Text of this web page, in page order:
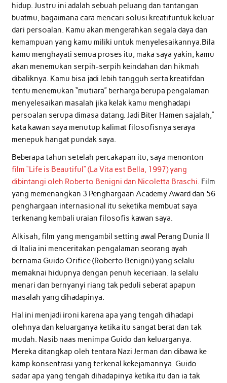
hidup. Justru ini adalah sebuah peluang dan tantangan
buatmu, bagaimana cara mencari solusi kreatifuntuk keluar
dari persoalan. Kamu akan mengerahkan segala daya dan
kemampuan yang kamu miliki untuk menyelesaikannya.Bila
kamu menghayati semua proses itu, maka saya yakin, kamu
akan menemukan serpih-serpih keindahan dan hikmah
dibaliknya. Kamu bisa jadi lebih tangguh serta kreatifdan
tentu menemukan “mutiara” berharga berupa pengalaman
menyelesaikan masalah jika kelak kamu menghadapi
persoalan serupa dimasa datang. Jadi Biter Hamen sajalah,”
kata kawan saya menutup kalimat filosofisnya seraya
menepuk hangat pundak saya.
Beberapa tahun setelah percakapan itu, saya menonton
film “Life is Beautiful” (La Vita est Bella, 1997) yang
dibintangi oleh Roberto Benigni dan Nicoletta Braschi. Film
yang memenangkan 3 Penghargaan Academy Award dan 56
penghargaan internasional itu seketika membuat saya
terkenang kembali uraian filosofis kawan saya.
Alkisah, film yang mengambil setting awal Perang Dunia II
di Italia ini menceritakan pengalaman seorang ayah
bernama Guido Orifice (Roberto Benigni) yang selalu
memaknai hidupnya dengan penuh keceriaan. Ia selalu
menari dan bernyanyi riang tak peduli seberat apapun
masalah yang dihadapinya.
Hal ini menjadi ironi karena apa yang tengah dihadapi
olehnya dan keluarganya ketika itu sangat berat dan tak
mudah. Nasib naas menimpa Guido dan keluarganya.
Mereka ditangkap oleh tentara Nazi Jerman dan dibawa ke
kamp konsentrasi yang terkenal kekejamannya. Guido
sadar apa yang tengah dihadapinya ketika itu dan ia tak